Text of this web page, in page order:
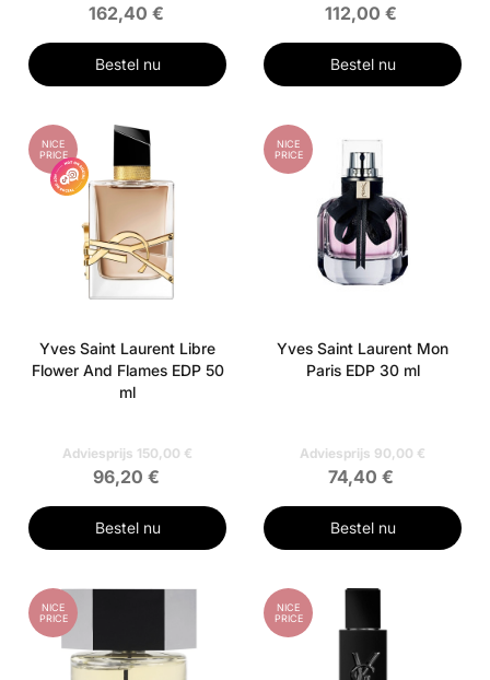
162,40 €
Bestel nu
112,00 €
Bestel nu
NICE
PRICE
Yves Saint Laurent Libre
Flower And Flames EDP 50
ml
Adviesprijs 150,00 €
96,20 €
Bestel nu
NICE
PRICE
Yves Saint Laurent Mon
Paris EDP 30 ml
Adviesprijs 90,00 €
74,40 €
Bestel nu
NICE
PRICE
NICE
PRICE